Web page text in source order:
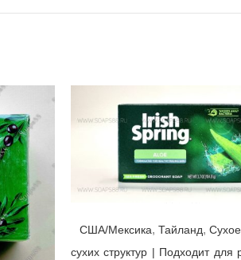
США/Мексика,Тайланд,
сухих структур | Подходит для